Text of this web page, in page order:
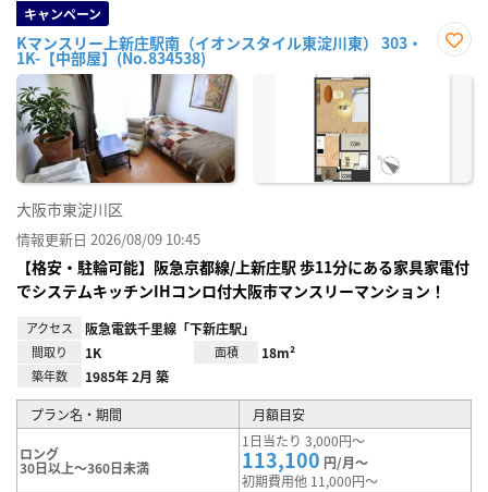
キャンペーン
Kマンスリー上新庄駅南（イオンスタイル東淀川東） 303・
1K-【中部屋】(No.834538)
に入
大阪市東淀川区
情報更新日 2026/08/09 10:45
【格安・駐輪可能】阪急京都線/上新庄駅 歩11分にある家具家電付
でシステムキッチンIHコンロ付大阪市マンスリーマンション！
アクセス 阪急電鉄千里線「下新庄駅」
間取り 1K 面積 18m²
築年数 1985年 2月 築
プラン名・期間 月額目安
ロング
30日以上～360日未満
1日当たり 3,000円～
113,100 円/月～
初期費用他 11,000円～